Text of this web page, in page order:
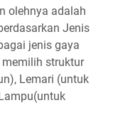
olehnya adalah
Jenis
jenis gaya
struktur
Lemari (untuk